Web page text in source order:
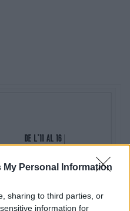
My Personal Information
sharing to third parties, or
information for